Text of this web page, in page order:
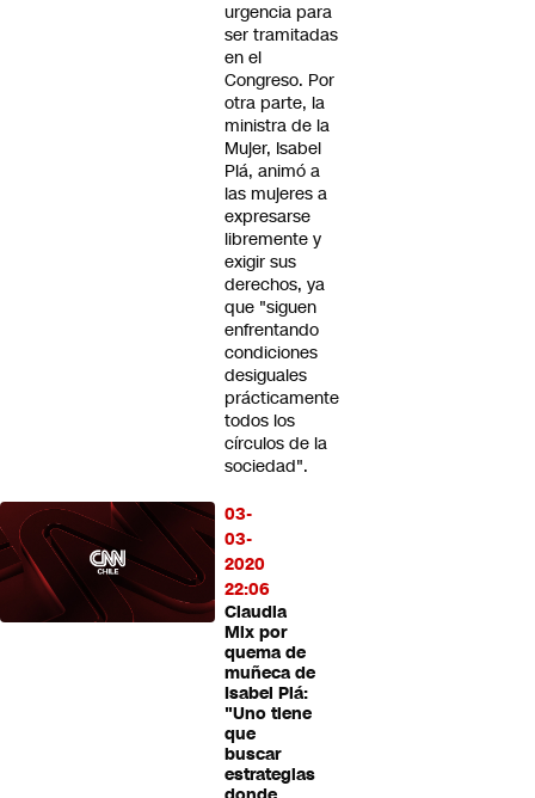
urgencia para
ser tramitadas
en el
Congreso. Por
otra parte, la
ministra de la
Mujer, Isabel
Plá, animó a
las mujeres a
expresarse
libremente y
exigir sus
derechos, ya
que "siguen
enfrentando
condiciones
desiguales
prácticamente
todos los
círculos de la
sociedad".
03-
03-
2020
22:06
Claudia
Mix por
quema de
muñeca de
Isabel Plá:
"Uno tiene
que
buscar
estrategias